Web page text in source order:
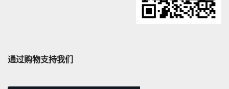
通过购物支持我们